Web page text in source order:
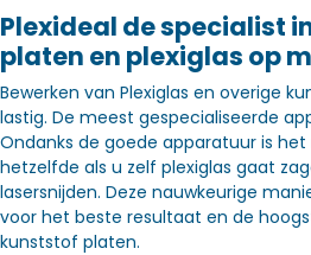
Plexideal de specialist
platen en plexiglas op
Bewerken van Plexiglas en overige
lastig. De meest gespecialiseerde
Ondanks de goede apparatuur is
hetzelfde als u zelf plexiglas gaat
lasersnijden. Deze nauwkeurige
voor het beste resultaat en de
kunststof platen.